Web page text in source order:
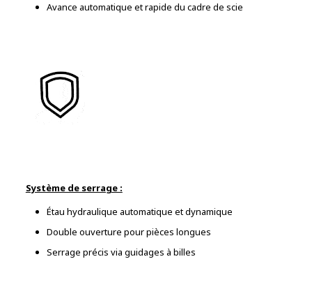
Avance automatique et rapide du cadre de scie
Système de serrage :
Étau hydraulique automatique et dynamique
Double ouverture pour pièces longues
Serrage précis via guidages à billes